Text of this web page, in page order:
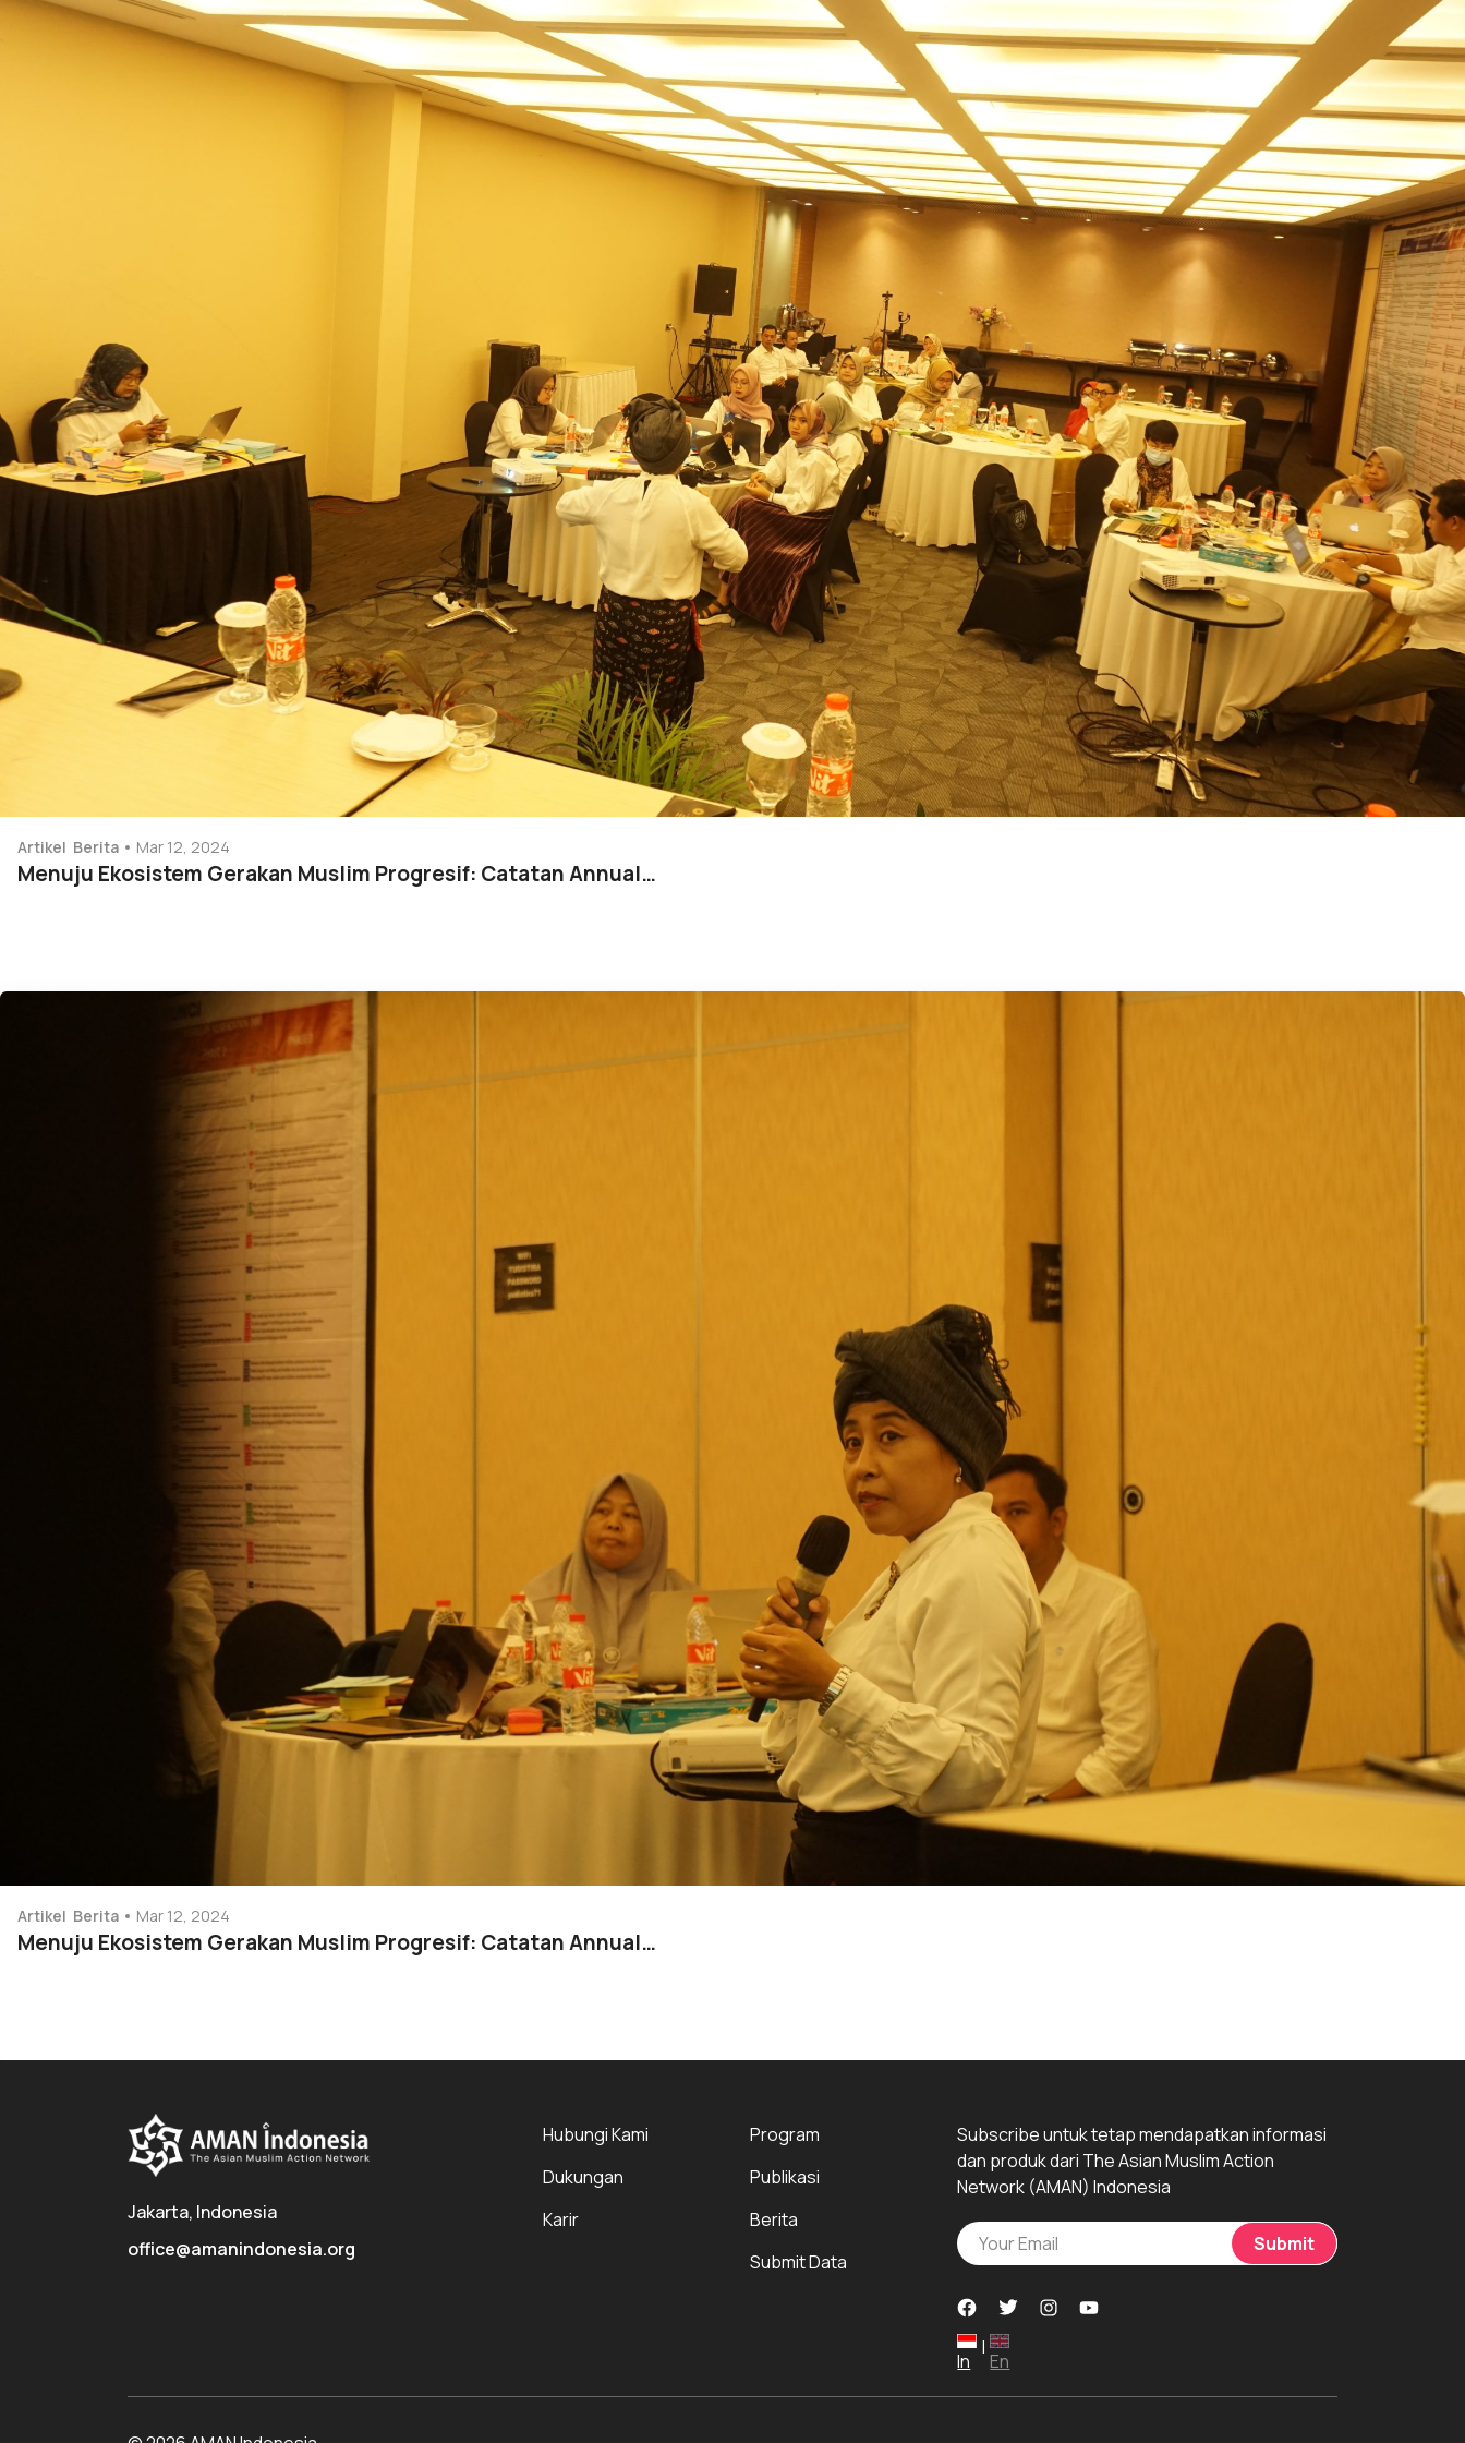
Artikel Berita Mar 12, 2024
Menuju Ekosistem Gerakan Muslim Progresif: Catatan Annual…
Artikel Berita Mar 12, 2024
Menuju Ekosistem Gerakan Muslim Progresif: Catatan Annual…
Jakarta, Indonesia
office@amanindonesia.org
Hubungi Kami
Dukungan
Karir
Program
Publikasi
Berita
Submit Data
Subscribe untuk tetap mendapatkan informasi
dan produk dari The Asian Muslim Action
Network (AMAN) Indonesia
Submit
In
|
En